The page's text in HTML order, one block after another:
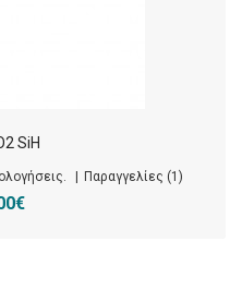
SiH
Παραγγελίες (1)